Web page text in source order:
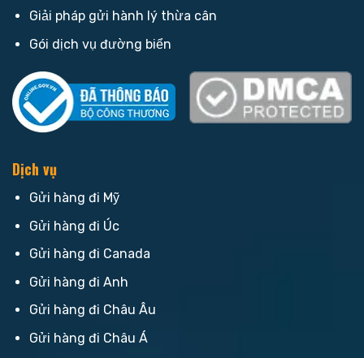
Giải pháp gửi hành lý thừa cân
Gói dịch vụ đường biển
Dịch vụ
Gửi hàng đi Mỹ
Gửi hàng đi Úc
Gửi hàng đi Canada
Gửi hàng đi Anh
Gửi hàng đi Châu Âu
Gửi hàng đi Châu Á